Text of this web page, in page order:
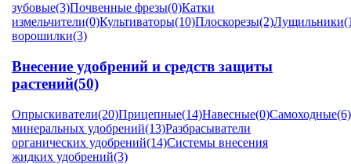
зубовые(3)Почвенные фрезы(0)Катки
измельчители(0)Культиваторы(10)Плоскорезы(2)Лущильники
ворошилки(3)
Внесение удобрений и средств защиты
растений(50)
Опрыскиватели(20)Прицепные(14)Навесные(0)Самоходные(6)
минеральных удобрений(13)Разбрасыватели
органических удобрений(14)Системы внесения
жидких удобрений(3)